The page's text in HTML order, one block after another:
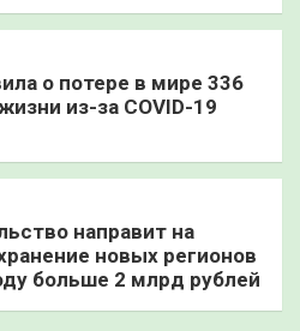
о потере в мире 336
из-за COVID-19
направит на
новых регионов
больше 2 млрд рублей